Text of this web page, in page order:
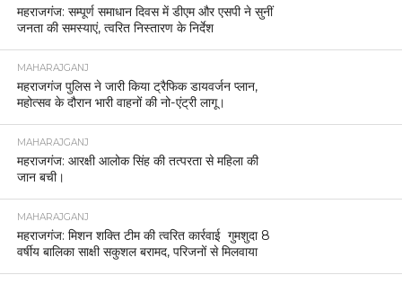
महराजगंज: सम्पूर्ण समाधान दिवस में डीएम और एसपी ने सुनीं
जनता की समस्याएं, त्वरित निस्तारण के निर्देश
MAHARAJGANJ
महराजगंज पुलिस ने जारी किया ट्रैफिक डायवर्जन प्लान,
महोत्सव के दौरान भारी वाहनों की नो-एंट्री लागू।
MAHARAJGANJ
महराजगंज: आरक्षी आलोक सिंह की तत्परता से महिला की
जान बची।
MAHARAJGANJ
महराजगंज: मिशन शक्ति टीम की त्वरित कार्रवाई गुमशुदा 8
वर्षीय बालिका साक्षी सकुशल बरामद, परिजनों से मिलवाया